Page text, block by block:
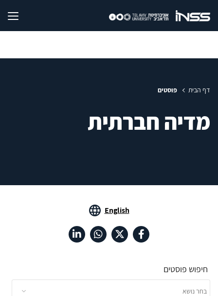
דף הבית פוסטים
מדיה חברתית
English
חיפוש פוסטים